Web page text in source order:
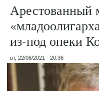
Арестованный
из-под опеки
вт, 22/06/2021 - 20:36